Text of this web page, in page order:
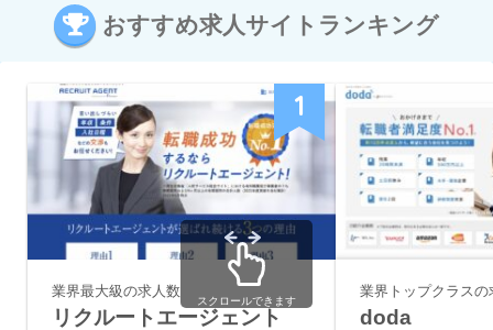
おすすめ求人サイトランキング
1
業界最大級の求人数
リクルートエージェント
業界トップクラスの
doda
スクロールできます